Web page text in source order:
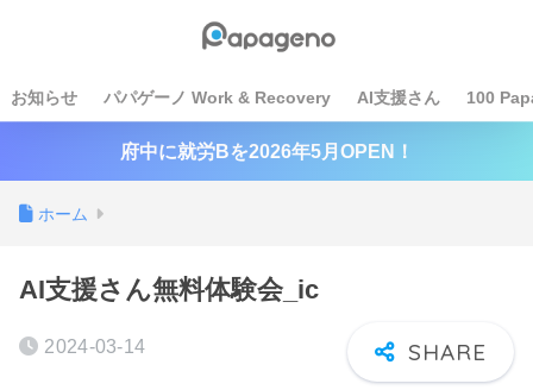
お知らせ パパゲーノ Work & Recovery AI支援さん 100
府中に就労Bを2026年5月OPEN！
ホーム
AI支援さん無料体験会_ic
2024-03-14